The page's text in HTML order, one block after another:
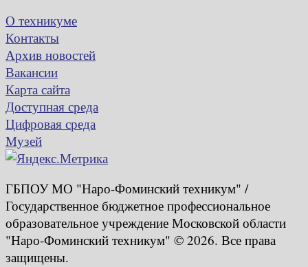
О техникуме
Контакты
Архив новостей
Вакансии
Карта сайта
Доступная среда
Цифровая среда
Музей
ГБПОУ МО "Наро-Фоминский техникум" /
Государственное бюджетное профессиональное
образовательное учреждение Московской области
"Наро-Фоминский техникум" © 2026. Все права
защищены.